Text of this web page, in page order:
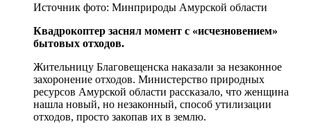
Источник фото: Минприроды Амурской области
Квадрокоптер заснял момент с «исчезновением»
бытовых отходов.
Жительницу Благовещенска наказали за незаконное
захоронение отходов. Министерство природных
ресурсов Амурской области рассказало, что женщина
нашла новый, но незаконный, способ утилизации
отходов, просто закопав их в землю.